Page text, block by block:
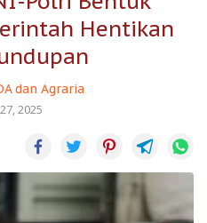
Hentikan
dan Agraria
2025